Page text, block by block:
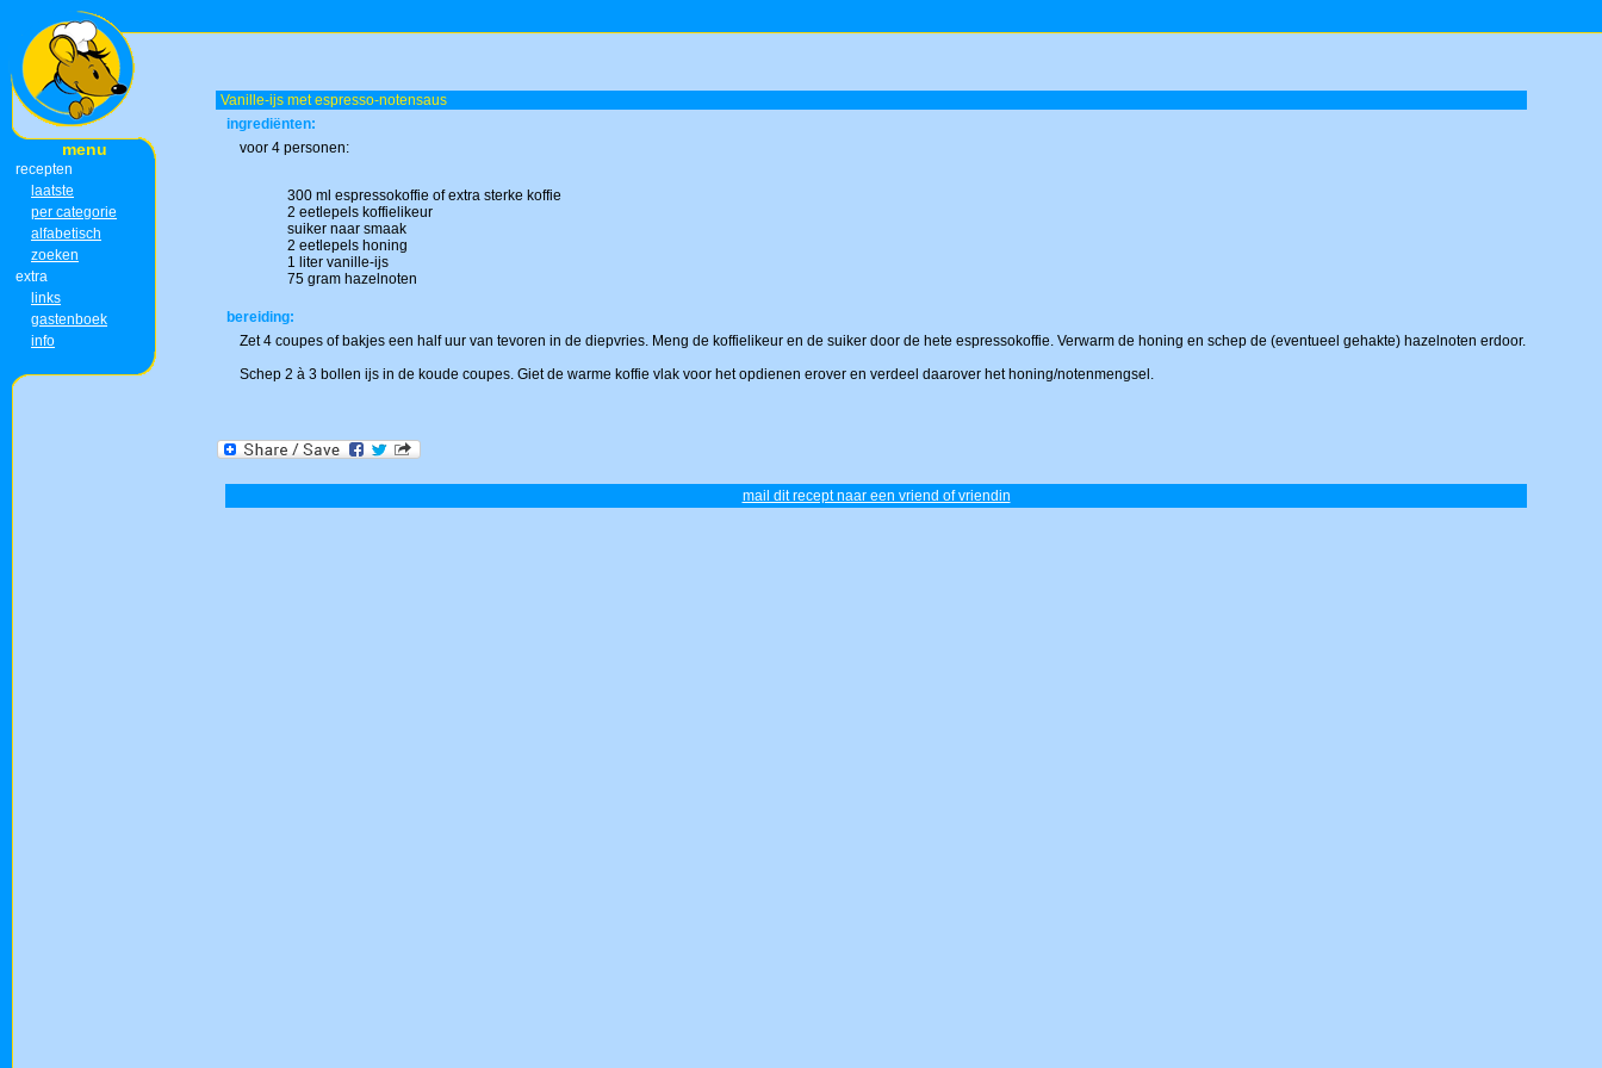
menu
recepten
laatste
per categorie
alfabetisch
zoeken
extra
links
gastenboek
info
Vanille-ijs met espresso-notensaus
ingrediënten:
voor 4 personen:
300 ml espressokoffie of extra sterke koffie
2 eetlepels koffielikeur
suiker naar smaak
2 eetlepels honing
1 liter vanille-ijs
75 gram hazelnoten
bereiding:
Zet 4 coupes of bakjes een half uur van tevoren in de diepvries. Meng de koffielikeur en de suiker door de hete espressokoffie. Verwarm de honing en schep de (eventueel gehakte) hazelnoten erdoor.
Schep 2 à 3 bollen ijs in de koude coupes. Giet de warme koffie vlak voor het opdienen erover en verdeel daarover het honing/notenmengsel.
mail dit recept naar een vriend of vriendin